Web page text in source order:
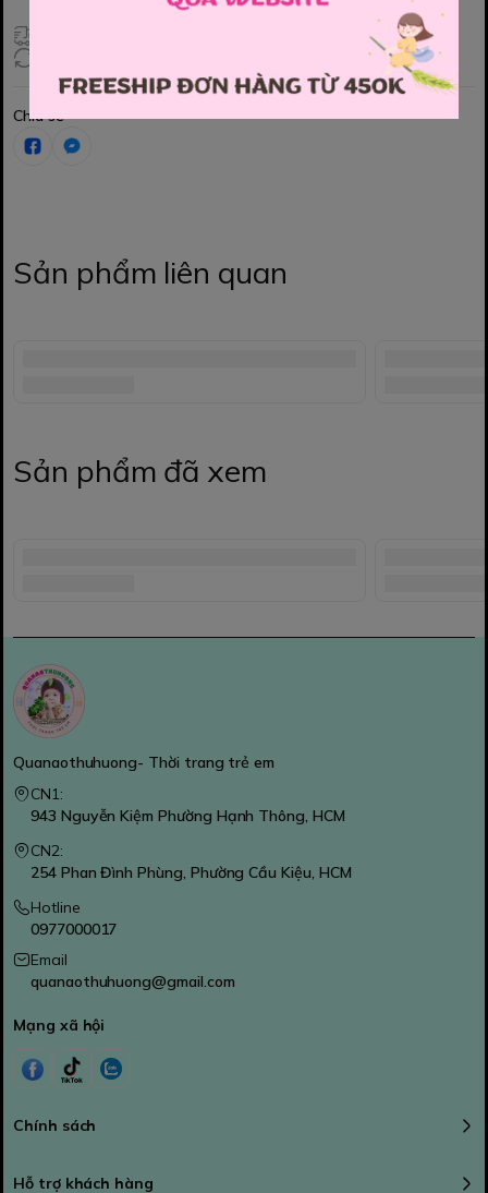
Chia sẻ
Sản phẩm liên quan
Sản phẩm đã xem
Quanaothuhuong- Thời trang trẻ em
CN1:
943 Nguyễn Kiệm Phường Hạnh Thông, HCM
CN2:
254 Phan Đình Phùng, Phường Cầu Kiệu, HCM
Hotline
0977000017
Email
quanaothuhuong@gmail.com
Mạng xã hội
Chính sách
Hỗ trợ khách hàng